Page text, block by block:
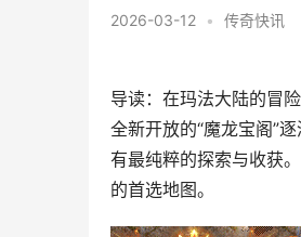
2026-03-12 • 传奇快讯
导读：在玛法大陆的冒
全新开放的“魔龙宝阁”
有最纯粹的探索与收获
的首选地图。